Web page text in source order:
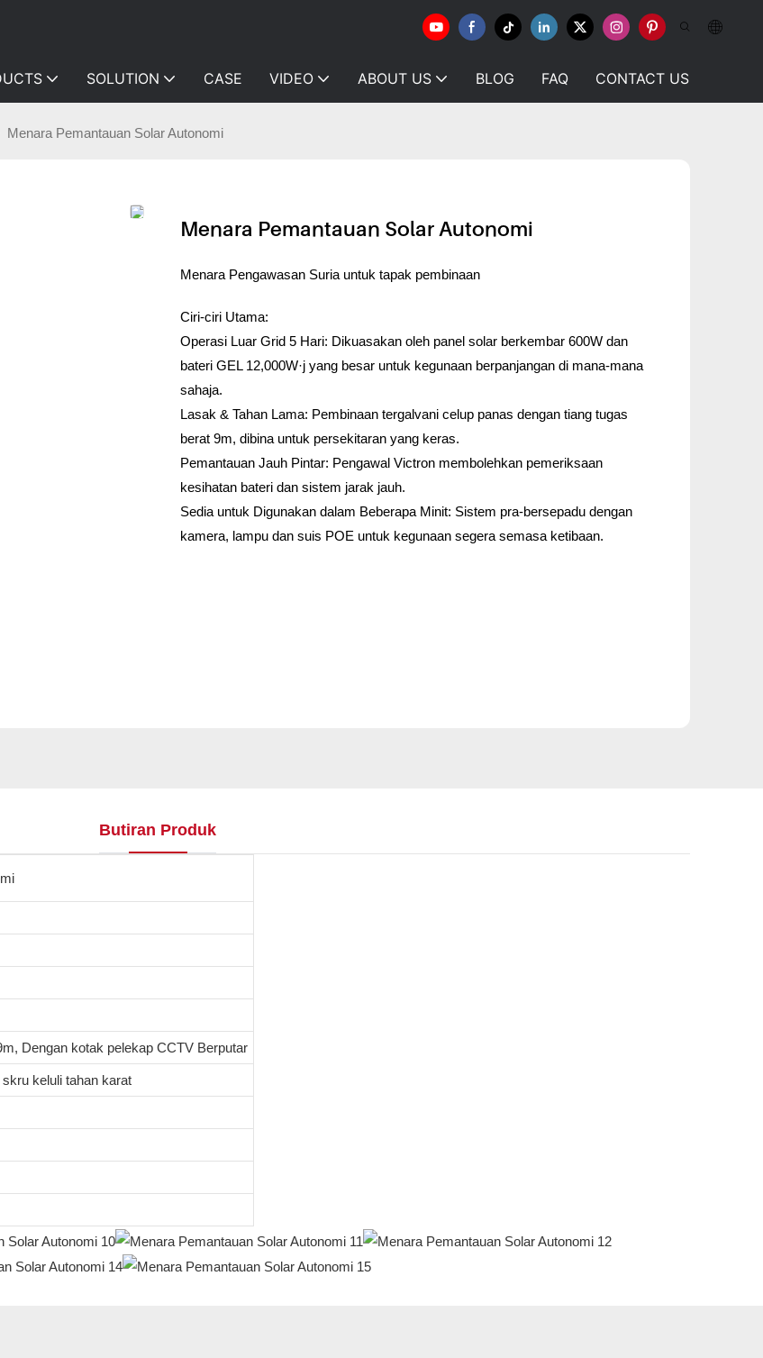
SOLUTION CASE VIDEO ABOUT US BLOG FAQ CONTACT US
Menara Pemantauan Solar Autonomi
Menara Pemantauan Solar Autonomi
Menara Pengawasan Suria untuk tapak pembinaan
Ciri-ciri Utama:
Operasi Luar Grid 5 Hari: Dikuasakan oleh panel solar berkembar 600W dan
bateri GEL 12,000W·j yang besar untuk kegunaan berpanjangan di mana-mana
sahaja.
Lasak & Tahan Lama: Pembinaan tergalvani celup panas dengan tiang tugas
berat 9m, dibina untuk persekitaran yang keras.
Pemantauan Jauh Pintar: Pengawal Victron membolehkan pemeriksaan
kesihatan bateri dan sistem jarak jauh.
Sedia untuk Digunakan dalam Beberapa Minit: Sistem pra-bersepadu dengan
kamera, lampu dan suis POE untuk kegunaan segera semasa ketibaan.
Butiran Produk
Dengan kotak pelekap CCTV Berputar
keluli tahan karat